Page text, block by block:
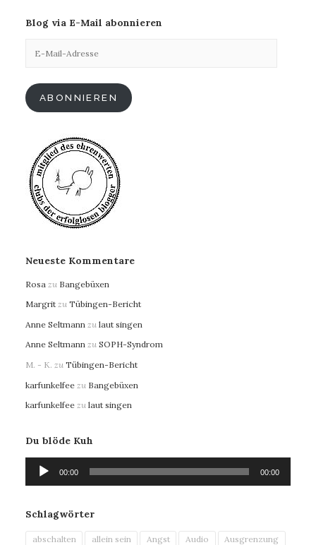
Blog via E-Mail abonnieren
Mail-
ABONNIEREN
Neueste Kommentare
Rosa zu Bangebüxen
Margrit zu Tübingen-Bericht
Anne Seltmann zu laut singen
Anne Seltmann zu SOPH-Syndrom
M. - K. zu Tübingen-Bericht
karfunkelfee zu Bangebüxen
karfunkelfee zu laut singen
Du blöde Kuh
Audio-
Player
00:00 00:00
Schlagwörter
abschalten allein sein Angst Audio Ausgrenzung